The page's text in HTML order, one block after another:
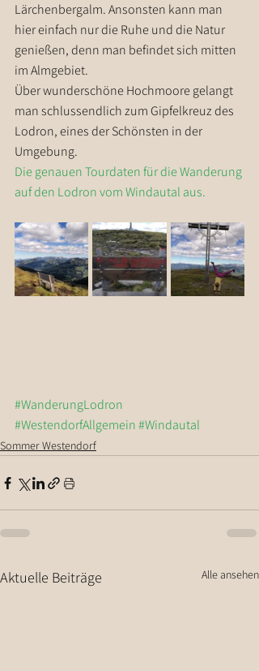
Lärchenbergalm. Ansonsten kann man
hier einfach nur die Ruhe und die Natur
genießen, denn man befindet sich mitten
im Almgebiet.
Über wunderschöne Hochmoore gelangt
man schlussendlich zum Gipfelkreuz des
Lodron, eines der Schönsten in der
Umgebung.
Die genauen Tourdaten für die Wanderung
auf den Lodron vom Windautal aus.
#WanderungLodron
#WestendorfAllgemein#Windautal
Sommer Westendorf
Aktuelle Beiträge Alle ansehen